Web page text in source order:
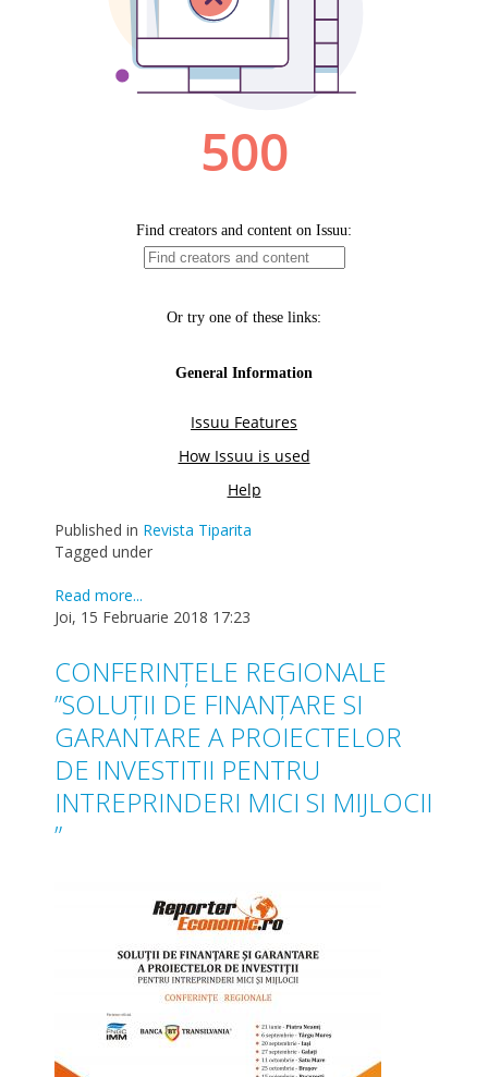
Published in Revista Tiparita
Tagged under
Read more...
Joi, 15 Februarie 2018 17:23
CONFERINȚELE REGIONALE
”SOLUȚII DE FINANȚARE SI
GARANTARE A PROIECTELOR
DE INVESTITII PENTRU
INTREPRINDERI MICI SI MIJLOCII
”